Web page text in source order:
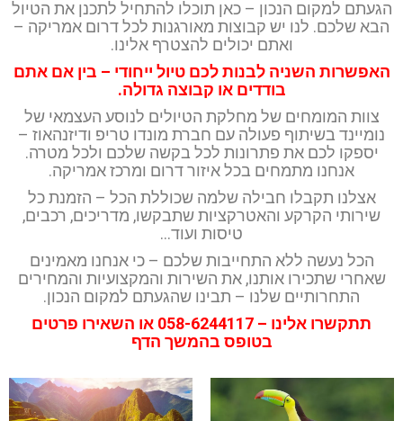
הגעתם למקום הנכון – כאן תוכלו להתחיל לתכנן את הטיול
הבא שלכם. לנו יש קבוצות מאורגנות לכל דרום אמריקה –
ואתם יכולים להצטרף אלינו.
האפשרות השניה לבנות לכם טיול ייחודי – בין אם אתם
בודדים או קבוצה גדולה.
צוות המומחים של מחלקת הטיולים לנוסע העצמאי של
נומיינד בשיתוף פעולה עם חברת מונדו טריפ ודיזנהאוז –
יספקו לכם את פתרונות לכל בקשה שלכם ולכל מטרה.
אנחנו מתמחים בכל איזור דרום ומרכז אמריקה.
אצלנו תקבלו חבילה שלמה שכוללת הכל – הזמנת כל
שירותי הקרקע והאטרקציות שתבקשו, מדריכים, רכבים,
טיסות ועוד…
הכל נעשה ללא התחייבות שלכם – כי אנחנו מאמינים
שאחרי שתכירו אותנו, את השירות והמקצועיות והמחירים
התחרותיים שלנו – תבינו שהגעתם למקום הנכון.
תתקשרו אלינו – 058-6244117 או השאירו פרטים
בטופס בהמשך הדף